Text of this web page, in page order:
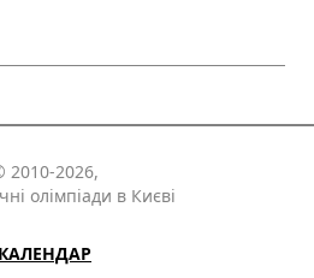
2010-2026,
олімпіади в Києві
КАЛЕНДАР